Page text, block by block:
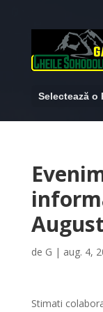
Selectează o
de G | aug. 4,
Stimati